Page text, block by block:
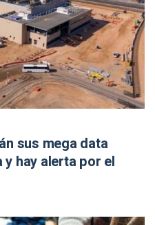
sus mega data
hay alerta por el